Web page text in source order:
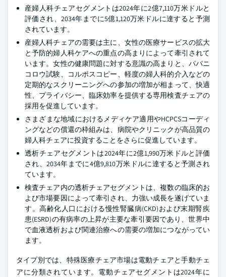
産婦人科チェアセグメントは2024年に2億7,110万米ドルと
評価され、2034年までに5億1,120万米ドルに達すると予測
されています。
産婦人科チェアの需要は主に、女性の医療サービスの拡大
と予防的婦人科ケアへの重点の高まりによって牽引されて
います。女性の健康問題に対する意識の高まりと、パパニ
コロウ試験、コルポスコピー、軽度の婦人科的介入などの
定期的なスクリーニングへの参加の増加が相まって、快適
性、プライバシー、臨床効率を提供する専用検査チェアの
採用を促進しています。
さまざまな地域におけるメディケア適用やHCPCSコーディ
ングなどの償還の枠組みは、病院やクリニックが高品質の
婦人科チェアに投資することをさらに促進しています。
透析チェアセグメントは2024年に2億1,990万米ドルと評価
され、2034年までに4億9,810万米ドルに達すると予測され
ています。
検査チェア内の透析チェアセグメントは、複数の臨床的お
よび市場要因によって牽引され、力強い成長を遂げていま
す。高齢化人口における慢性腎臓病(CKD)および末期腎疾
患(ESRD)の有病率の上昇が主要な牽引要因であり、世界中
で血液透析および関連治療への需要の増加につながってい
ます。
タイプ別では、特殊医療チェア市場は電動チェアと手動チェ
アに分類されています。電動チェアセグメントは2024年に